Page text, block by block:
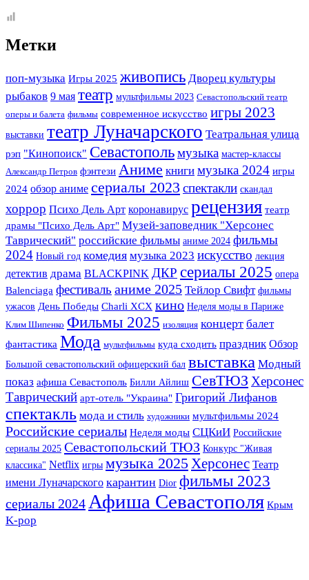
Метки
поп-музыка Игры 2025 живопись Дворец культуры
рыбаков 9 мая театр мультфильмы 2023 Севастопольский театр
оперы и балета фильмы современное искусство игры 2023
выставки театр Луначарского Театральная улица
рэп "Кинопоиск" Севастопольмузыка мастер-классы
Александр Петров фэнтези Аниме книги музыка 2024 игры
2024 обзор аниме сериалы 2023 спектакли скандал
хоррор Психо Дель Арт коронавирус рецензия театр
драмы "Психо Дель Арт" Музей-заповедник "Херсонес
Таврический" российские фильмы аниме 2024 фильмы
2024 Новый год комедия музыка 2023 искусство лекция
детектив драма BLACKPINK ДКР сериалы 2025 опера
Balenciaga фестиваль аниме 2025 Тейлор Свифт фильмы
ужасов День Победы Charli XCX кино Неделя моды в Париже
Клим Шипенко Фильмы 2025 изоляция концерт балет
фантастика Мода мультфильмы куда сходить праздник Обзор
Большой севастопольский офицерский бал выставка Модный
показ афиша Севастополь Билли Айлиш СевТЮЗ Херсонес
Таврический арт-отель "Украина" Григорий Лифанов
спектакль мода и стиль художники мультфильмы 2024
Российские сериалы Неделя моды СЦКиИ Российские
сериалы 2025 Севастопольский ТЮЗ Конкурс "Живая
классика" Netflix игры музыка 2025Херсонес Театр
имени Луначарского карантин Dior фильмы 2023
сериалы 2024 Афиша Севастополя Крым
K-pop